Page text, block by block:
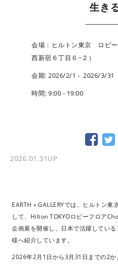
生き
会場：ヒルトン東京 ロビ
西新宿６丁目６−２）
会期: 2026/2/1 - 2026/3/31
時間: 9:00 - 19:00
2026.01.31 UP
EARTH＋GALLERYでは、ヒルトン東
して、Hilton TOKYOロビーフロア
企画展を開催し、日本で活躍してい
様へ紹介しています。
2026年2月1日から3月31日までの2か